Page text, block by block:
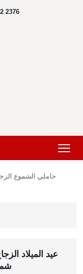
2376
حاملي الشموع
عيد الميلاد